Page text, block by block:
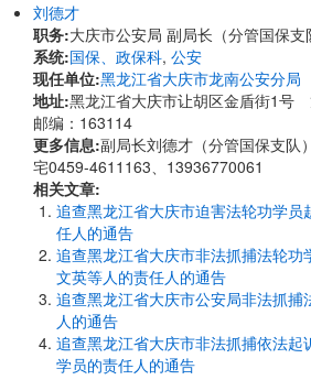
刘德才
职务:大庆市公安局 副局长（分管国保
系统:国保、政保科, 公安
现任单位:黑龙江省大庆市龙南公安分局
地址:黑龙江省大庆市让胡区金盾街1号
邮编：163114
更多信息:副局长刘德才（分管国保支队
宅0459-4611163、13936770061
相关文章:
追查黑龙江省大庆市迫害法轮功学员
任人的通告
追查黑龙江省大庆市非法抓捕法轮功
文英等人的责任人的通告
追查黑龙江省大庆市公安局非法抓捕
人的通告
追查黑龙江省大庆市非法抓捕依法起
学员的责任人的通告